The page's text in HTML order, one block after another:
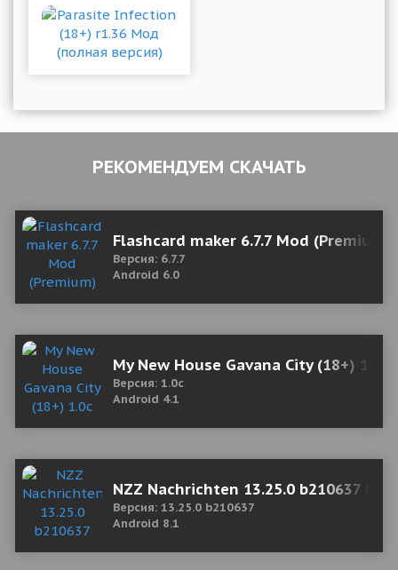
РЕКОМЕНДУЕМ СКАЧАТЬ
Flashcard maker 6.7.7 Mod (Premium)
Версия: 6.7.7
Android 6.0
My New House Gavana City (18+)
Версия: 1.0c
Android 4.1
NZZ Nachrichten 13.25.0 b210637
Версия: 13.25.0 b210637
Android 8.1